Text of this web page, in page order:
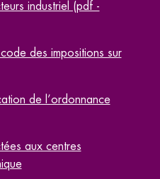
industriel (pdf -
des impositions sur
de l’ordonnance
aux centres